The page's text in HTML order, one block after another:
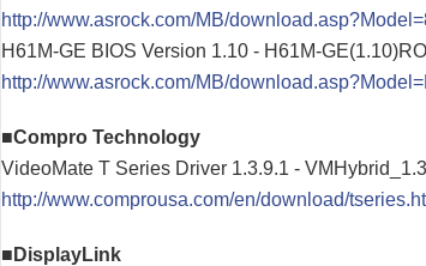
http://www.asrock.com/MB/
H61M-GE BIOS Version 1.10 - H61M-
http://www.asrock.com/MB/
■Compro Technology
VideoMate T Series Driver 1.3.9.1 -
http://www.comprousa.com/en/download/
■DisplayLink